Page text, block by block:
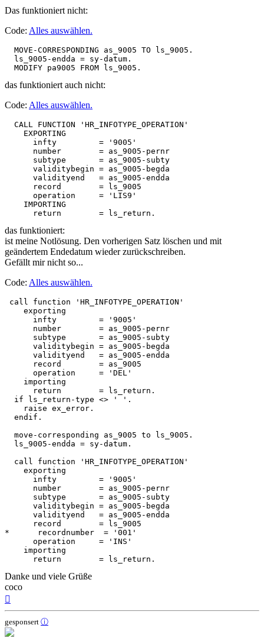
Das funktioniert nicht:
Code: Alles auswählen.
  MOVE-CORRESPONDING as_9005 TO ls_9005.
  ls_9005-endda = sy-datum.
  MODIFY pa9005 FROM ls_9005.
das funktioniert auch nicht:
Code: Alles auswählen.
  CALL FUNCTION 'HR_INFOTYPE_OPERATION'
    EXPORTING
      infty         = '9005'
      number        = as_9005-pernr
      subtype       = as_9005-subty
      validitybegin = as_9005-begda
      validityend   = as_9005-endda
      record        = ls_9005
      operation     = 'LIS9'
    IMPORTING
      return        = ls_return.
das funktioniert:
ist meine Notlösung. Den vorherigen Satz löschen und mit
geändertem Endedatum wieder zurückschreiben.
Gefällt mir nicht so...
Code: Alles auswählen.
call function 'HR_INFOTYPE_OPERATION'
    exporting
      infty         = '9005'
      number        = as_9005-pernr
      subtype       = as_9005-subty
      validitybegin = as_9005-begda
      validityend   = as_9005-endda
      record        = as_9005
      operation     = 'DEL'
    importing
      return        = ls_return.
  if ls_return-type <> ' '.
    raise ex_error.
  endif.
  move-corresponding as_9005 to ls_9005.
  ls_9005-endda = sy-datum.
  call function 'HR_INFOTYPE_OPERATION'
    exporting
      infty         = '9005'
      number        = as_9005-pernr
      subtype       = as_9005-subty
      validitybegin = as_9005-begda
      validityend   = as_9005-endda
      record        = ls_9005
*      recordnumber  = '001'
      operation     = 'INS'
    importing
Danke und viele Grüße
coco
gesponsert ⓘ